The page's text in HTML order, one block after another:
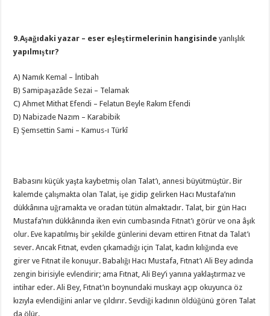
9.Aşağıdaki yazar – eser eşleştirmelerinin hangisindeyanlışlık
yapılmıştır?
A) Namık Kemal – İntibah
B) Samipaşazâde Sezai – Telamak
C) Ahmet Mithat Efendi – Felatun Beyle Rakım Efendi
D) Nabizade Nazım – Karabibik
E) Şemsettin Sami – Kamus-ı Türkî
Babasını küçük yaşta kaybetmiş olan Talat’ı, annesi büyütmüştür. Bir
kalemde çalışmakta olan Talat, işe gidip gelirken Hacı Mustafa’nın
dükkânına uğramakta ve oradan tütün almaktadır. Talat, bir gün Hacı
Mustafa’nın dükkânında iken evin cumbasında Fıtnat’ı görür ve ona âşık
olur. Eve kapatılmış bir şekilde günlerini devam ettiren Fıtnat da Talat’ı
sever. Ancak Fıtnat, evden çıkamadığı için Talat, kadın kılığında eve
girer ve Fıtnat ile konuşur. Babalığı Hacı Mustafa, Fıtnat’ı Ali Bey adında
zengin birisiyle evlendirir; ama Fıtnat, Ali Bey’i yanına yaklaştırmaz ve
intihar eder. Ali Bey, Fıtnat’ın boynundaki muskayı açıp okuyunca öz
kızıyla evlendiğini anlar ve çıldırır. Sevdiği kadının öldüğünü gören Talat
da ölür.